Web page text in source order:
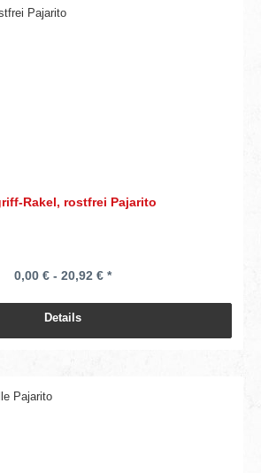
Rakel, rostfrei Pajarito
0,00 € - 20,92 € *
Details